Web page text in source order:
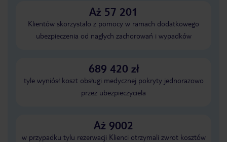
Aż 57 201
Klientów skorzystało z pomocy w ramach dodatkowego
ubezpieczenia od nagłych zachorowań i wypadków
689 420 zł
tyle wyniósł koszt obsługi medycznej pokryty jednorazowo
przez ubezpieczyciela
Aż 9002
w przypadku tylu rezerwacji Klienci otrzymali zwrot kosztów